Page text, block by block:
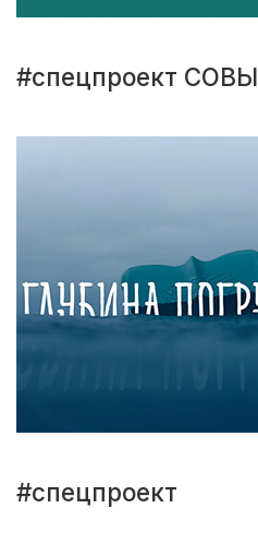
#спецпроект СОВЫ
#спецпроект